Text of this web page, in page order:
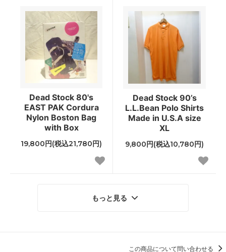
Dead Stock 80's
EAST PAK Cordura
Nylon Boston Bag
with Box
19,800円(税込21,780円)
Dead Stock 90’s
L.L.Bean Polo Shirts
Made in U.S.A size
XL
9,800円(税込10,780円)
もっと見る
この商品について問い合わせる